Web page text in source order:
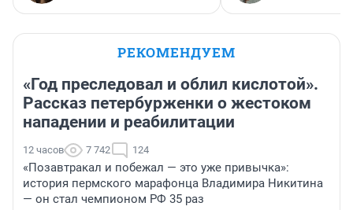
РЕКОМЕНДУЕМ
«Год преследовал и облил кислотой».
Рассказ петербурженки о жестоком
нападении и реабилитации
12 часов 7 742 124
«Позавтракал и побежал — это уже привычка»:
история пермского марафонца Владимира Никитина
— он стал чемпионом РФ 35 раз